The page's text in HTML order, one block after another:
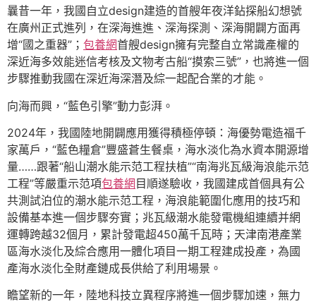
曩昔一年，我國自立design建造的首艘年夜洋鉆探船幻想號
在廣州正式進列，在深海進進、深海探測、深海開闢方面再
增“國之重器”； 包養網首艘design擁有完整自立常識產權的
深近海多效能迷信考核及文物考古船“摸索三號”，也將進一個
步驟推動我國在深近海深潛及綜一起配合業的才能。
向海而興，“藍色引擎”動力彭湃。
2024年，我國陸地開闢應用獲得積極停頓：海優勢電造福千
家萬戶，“藍色糧倉”豐盛蒼生餐桌，海水淡化為水資本開源增
量……跟著“船山潮水能示范工程扶植”“南海兆瓦級海浪能示范
工程”等嚴重示范項包養網 目順遂驗收，我國建成首個具有公
共測試泊位的潮水能示范工程，海浪能範圍化應用的技巧和
設備基本進一個步驟夯實；兆瓦級潮水能發電機組連續并網
運轉跨越32個月，累計發電超450萬千瓦時；天津南港產業
區海水淡化及綜合應用一體化項目一期工程建成投產，為國
產海水淡化全財產鏈成長供給了利用場景。
瞻望新的一年，陸地科技立異程序將進一個步驟加速，無力